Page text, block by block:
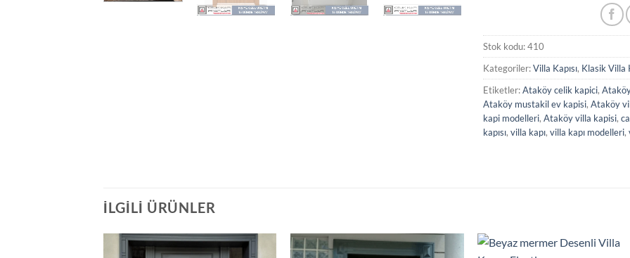
Stok kodu:410
Kategoriler:Villa Kapısı, Klasik Villa
Etiketler:Ataköy celik kapici,
Ataköy mustakil ev kapisi, Ataköy
kapi modelleri, Ataköy villa kapisi,
kapısı, villa kapı, villa kapı modelleri,
İLGILI ÜRÜNLER